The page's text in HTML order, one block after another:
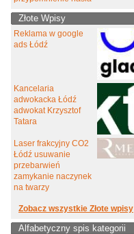
Złote Wpisy
Reklama w google
ads Łódź
Kancelaria
adwokacka Łódź
adwokat Krzysztof
Tatara
Laser frakcyjny CO2
Łódź usuwanie
przebarwień
zamykanie naczynek
na twarzy
Zobacz wszystkie Złote wpisy
Alfabetyczny spis kategorii